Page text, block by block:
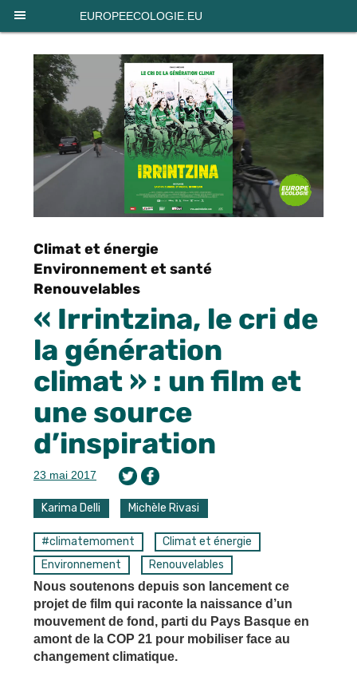
EUROPEECOLOGIE.EU
Climat et énergie
Environnement et santé
Renouvelables
« Irrintzina, le cri de
la génération
climat » : un film et
une source
d’inspiration
23 mai 2017
Karima Delli Michèle Rivasi
#climatemoment
Climat et énergie
Environnement
Renouvelables
Nous soutenons depuis son lancement ce
projet de film qui raconte la naissance d’un
mouvement de fond, parti du Pays Basque en
amont de la COP 21 pour mobiliser face au
changement climatique.